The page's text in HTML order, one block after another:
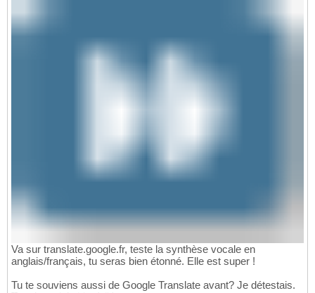
Va sur translate.google.fr, teste la synthèse vocale en
anglais/français, tu seras bien étonné. Elle est super !
Tu te souviens aussi de Google Translate avant? Je détestais.